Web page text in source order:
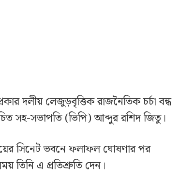
দলীয় লেজুড়বৃত্তিক রাজনৈতিক চর্চা বন্ধ
সহ-সভাপতি (ভিপি) আব্দুর রশিদ জিতু।
সিনেট ভবনে ফলাফল ঘোষণার পর
তিনি এ প্রতিশ্রুতি দেন।